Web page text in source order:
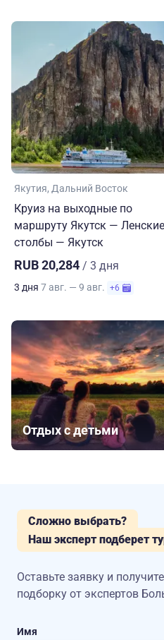
Якутия Дальний Восток
Круиз на выходные по
маршруту Якутск — Ленские
столбы — Якутск
RUB 20,284 / 3 дня
3 дня 7 авг. — 9 авг. +6
Отдых с детьми
Сложно выбрать?
Наш эксперт подберет
Оставьте заявку и
подборку от экспертов
Имя